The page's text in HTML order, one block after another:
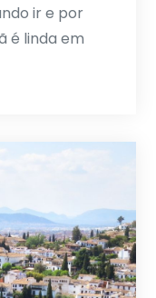
ir e por
é linda em